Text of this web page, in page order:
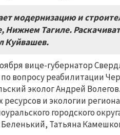
модернизацию и
,Нижнем Тагиле.
Куйвашев.
вице-губернатор
вопросу реабилитации
эколог Андрей
и экологии
городского
Татьяна